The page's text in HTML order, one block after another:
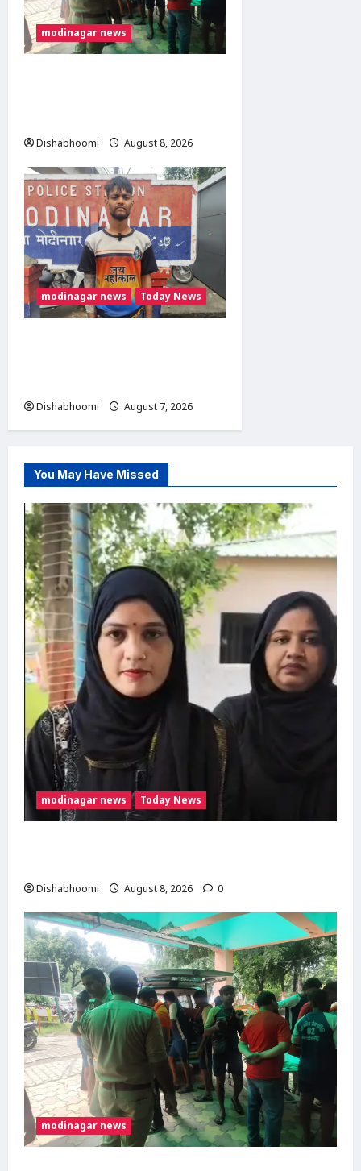
modinagar news
Dishabhoomi August 8, 2026
modinagar news Today News
Dishabhoomi August 7, 2026
You May Have Missed
modinagar news Today News
Dishabhoomi August 8, 2026 0
modinagar news